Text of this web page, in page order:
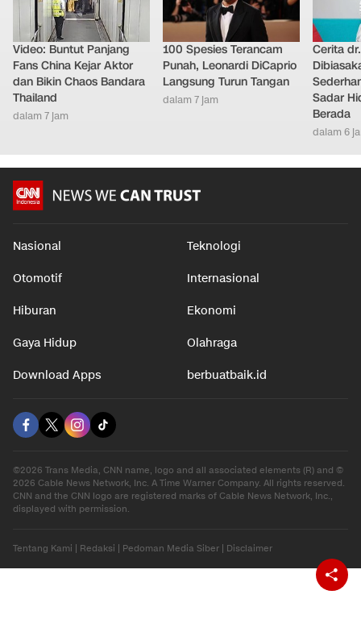
Video: Buntut Panjang
Fans China Kejar Aktor
dan Bikin Chaos Bandara
Thailand
dalam 7 jam
100 Spesies Terancam
Punah, Leonardi DiCaprio
Langsung Turun Tangan
dalam 7 jam
Cerita
Sadar
Berada
dalam 6
Nasional Teknologi
Otomotif Internasional
Hiburan Ekonomi
Gaya Hidup Olahraga
Download Apps berbuatbaik.id
©2026 Trans Media, CNN name, logo and all associated elements (R) and ©
2026 Cable News Network, Inc. A Time Warner Company. All rights reserved.
CNN and the CNN logo are registered marks of Cable News Network, Inc.,
displayed with permission.
Tentang Kami Redaksi Pedoman Media Siber Disclaimer